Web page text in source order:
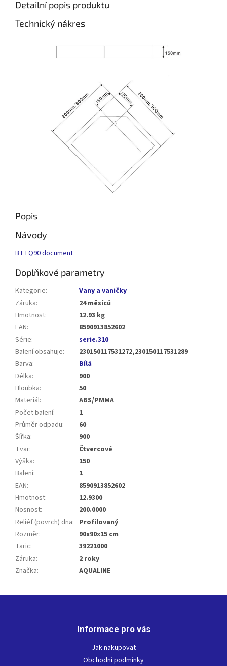
Detailní popis produktu
Technický nákres
Popis
Návody
BTTQ90 document
Doplňkové parametry
Kategorie:
Vany a vaničky
Záruka:
24 měsíců
Hmotnost:
12.93 kg
EAN:
8590913852602
Série:
serie.310
Balení obsahuje:
230150117531272,230150117531289
Barva:
Bílá
Délka:
900
Hloubka:
50
Materiál:
ABS/PMMA
Počet balení:
1
Průměr odpadu:
60
Šířka:
900
Tvar:
Čtvercové
Výška:
150
Balení:
1
EAN:
8590913852602
Hmotnost:
12.9300
Nosnost:
200.0000
Reliéf (povrch) dna: Profilovaný
Rozměr:
90x90x15 cm
Taric:
39221000
Záruka:
2 roky
Značka: AQUALINE
Informace pro vás
Jak nakupovat
Obchodní podmínky